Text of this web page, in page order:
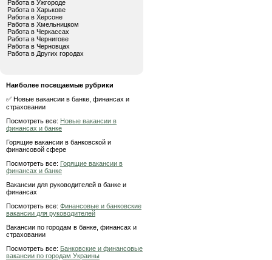
Работа в Ужгороде
Работа в Харькове
Работа в Херсоне
Работа в Хмельницком
Работа в Черкассах
Работа в Чернигове
Работа в Черновцах
Работа в Других городах
Наиболее посещаемые рубрики
✅ Новые вакансии в банке, финансах и
страховании
Посмотреть все: Новые вакансии в
финансах и банке
Горящие вакансии в банковской и
финансовой сфере
Посмотреть все: Горящие вакансии в
финансах и банке
Вакансии для руководителей в банке и
финансах
Посмотреть все: Финансовые и банковские
вакансии для руководителей
Вакансии по городам в банке, финансах и
страховании
Посмотреть все: Банковские и финансовые
вакансии по городам Украины